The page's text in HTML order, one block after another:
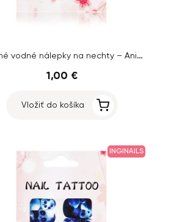
Luxusné vodné nálepky na nechty – Animal – A1308
1,00 €
Vložiť do košíka
INGINAILS